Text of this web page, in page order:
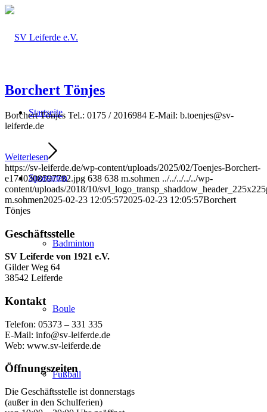
Startseite
Sportarten
Badminton
Boule
Fußball
Borchert Tönjes
Borchert Tönjes Tel.: 0175 / 2016984 E-Mail: b.toenjes@sv-
leiferde.de
Weiterlesen
https://sv-leiferde.de/wp-content/uploads/2025/02/Toenjes-Borchert-
e1740308597782.jpg 638 638 m.sohmen ../../../../../wp-
content/uploads/2018/10/
m.sohmen2025-02-23 12:05:572025-02-23 12:05:57Borchert
Tönjes
Geschäftsstelle
SV Leiferde von 1921 e.V.
Gilder Weg 64
38542 Leiferde
Kontakt
Telefon: 05373 – 331 335
E-Mail: info@sv-leiferde.de
Web: www.sv-leiferde.de
Öffnungszeiten
Die Geschäftsstelle ist donnerstags
(außer in den Schulferien)